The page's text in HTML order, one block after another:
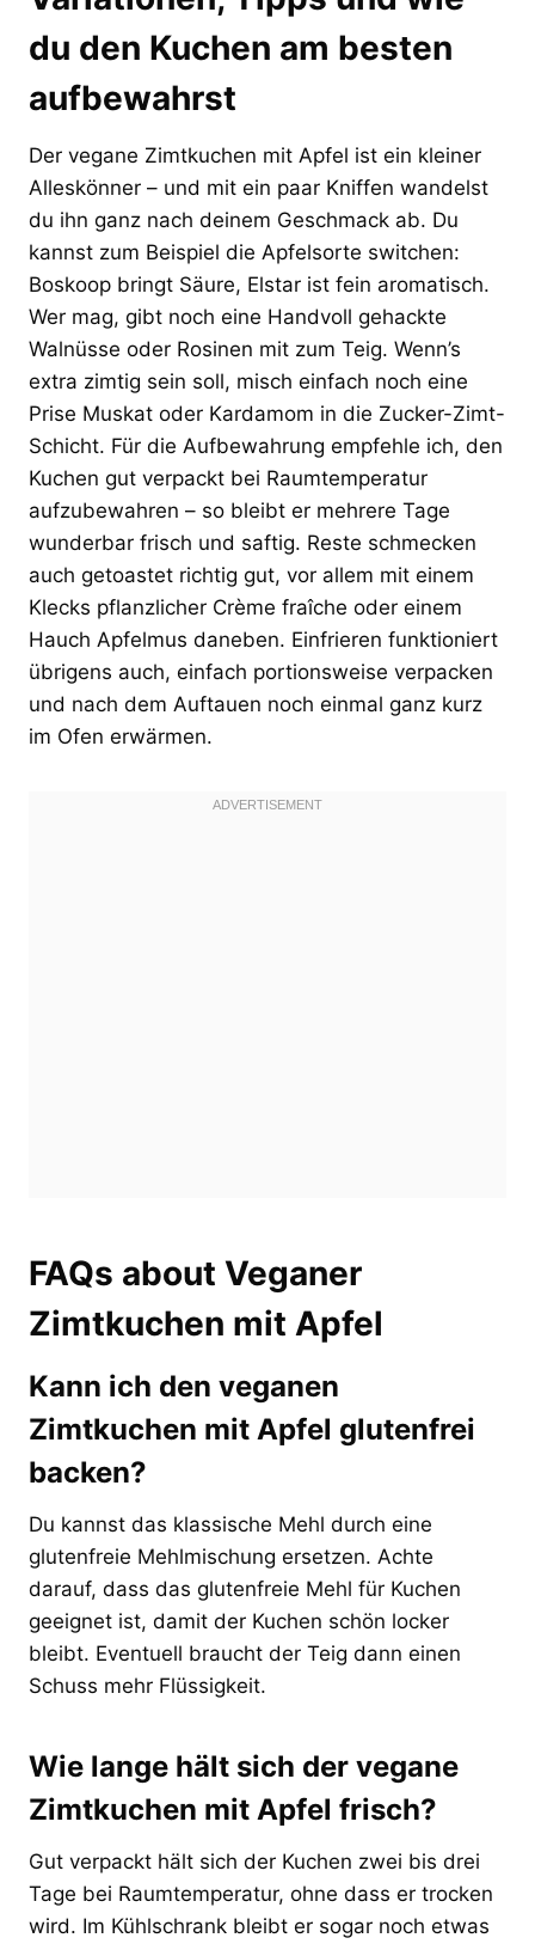
du den Kuchen am besten
aufbewahrst
Der vegane Zimtkuchen mit Apfel ist ein kleiner
Alleskönner – und mit ein paar Kniffen wandelst
du ihn ganz nach deinem Geschmack ab. Du
kannst zum Beispiel die Apfelsorte switchen:
Boskoop bringt Säure, Elstar ist fein aromatisch.
Wer mag, gibt noch eine Handvoll gehackte
Walnüsse oder Rosinen mit zum Teig. Wenn’s
extra zimtig sein soll, misch einfach noch eine
Prise Muskat oder Kardamom in die Zucker-Zimt-
Schicht. Für die Aufbewahrung empfehle ich, den
Kuchen gut verpackt bei Raumtemperatur
aufzubewahren – so bleibt er mehrere Tage
wunderbar frisch und saftig. Reste schmecken
auch getoastet richtig gut, vor allem mit einem
Klecks pflanzlicher Crème fraîche oder einem
Hauch Apfelmus daneben. Einfrieren funktioniert
übrigens auch, einfach portionsweise verpacken
und nach dem Auftauen noch einmal ganz kurz
im Ofen erwärmen.
FAQs about Veganer
Zimtkuchen mit Apfel
Kann ich den veganen
Zimtkuchen mit Apfel glutenfrei
backen?
Du kannst das klassische Mehl durch eine
glutenfreie Mehlmischung ersetzen. Achte
darauf, dass das glutenfreie Mehl für Kuchen
geeignet ist, damit der Kuchen schön locker
bleibt. Eventuell braucht der Teig dann einen
Schuss mehr Flüssigkeit.
Wie lange hält sich der vegane
Zimtkuchen mit Apfel frisch?
Gut verpackt hält sich der Kuchen zwei bis drei
Tage bei Raumtemperatur, ohne dass er trocken
wird. Im Kühlschrank bleibt er sogar noch etwas